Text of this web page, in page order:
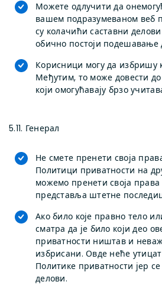
Можете одлучити да
вашем подразумеваном веб
су колачићи саставни
обично постоји подешавање
Корисници могу да избришу
Међутим, то може довести до
који омогућавају брзо
5.11. Генерал
Не смете пренети своја
Политици приватности на
можемо пренети своја
представља штетне
Ако било које правно тело
сматра да је било који део
приватности ништав и
избрисани. Овде неће
Политике приватности јер
делови.